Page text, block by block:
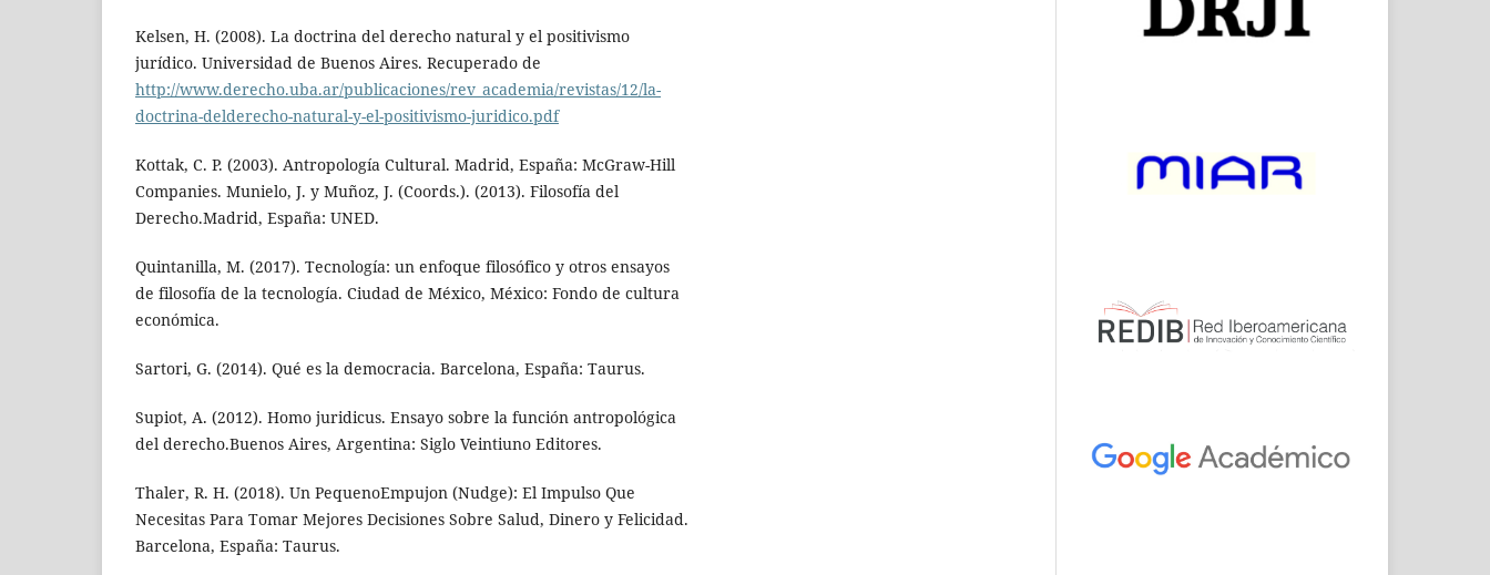
Kelsen, H. (2008). La doctrina del derecho natural y el positivismo
jurídico. Universidad de Buenos Aires. Recuperado de
http://www.derecho.uba.ar/publicaciones/rev_academia/revistas/12/la-
doctrina-delderecho-natural-y-el-positivismo-juridico.pdf
Kottak, C. P. (2003). Antropología Cultural. Madrid, España: McGraw-Hill
Companies. Munielo, J. y Muñoz, J. (Coords.). (2013). Filosofía del
Derecho.Madrid, España: UNED.
Quintanilla, M. (2017). Tecnología: un enfoque filosófico y otros ensayos
de filosofía de la tecnología. Ciudad de México, México: Fondo de cultura
económica.
Sartori, G. (2014). Qué es la democracia. Barcelona, España: Taurus.
Supiot, A. (2012). Homo juridicus. Ensayo sobre la función antropológica
del derecho.Buenos Aires, Argentina: Siglo Veintiuno Editores.
Thaler, R. H. (2018). Un PequenoEmpujon (Nudge): El Impulso Que
Necesitas Para Tomar Mejores Decisiones Sobre Salud, Dinero y Felicidad.
Barcelona, España: Taurus.